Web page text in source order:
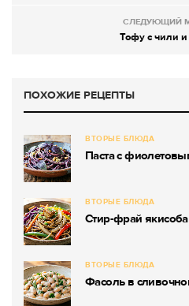
СЛЕДУЮЩИЙ
Тофу с чили
ПОХОЖИЕ РЕЦЕПТЫ
ВТОРЫЕ БЛЮДА
Паста с
ВТОРЫЕ БЛЮДА
Стир-фрай якисоба
ВТОРЫЕ БЛЮДА
Фасоль в